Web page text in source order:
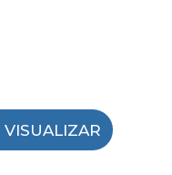
VISUALIZAR